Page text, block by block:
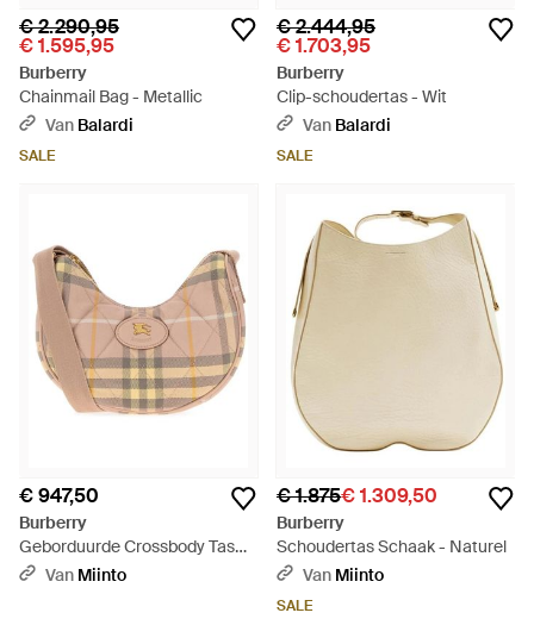
€ 2.290,95
€ 1.595,95
Burberry
Chainmail Bag - Metallic
Van Balardi
SALE
€ 2.444,95
€ 1.703,95
Burberry
Clip-schoudertas - Wit
Van Balardi
SALE
€ 947,50
Burberry
Geborduurde Crossbody Tas
Van Stof - Naturel
Van Miinto
€ 1.875€ 1.309,50
Burberry
Schoudertas Schaak - Naturel
Van Miinto
SALE